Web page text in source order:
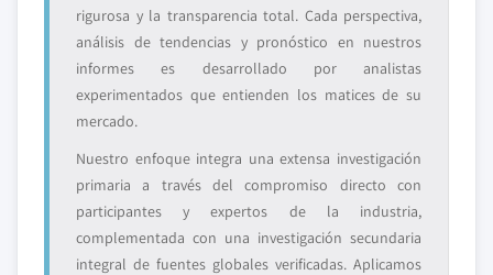
rigurosa y la transparencia total. Cada perspectiva,
análisis de tendencias y pronóstico en nuestros
informes es desarrollado por analistas
experimentados que entienden los matices de su
mercado.
Nuestro enfoque integra una extensa investigación
primaria a través del compromiso directo con
participantes y expertos de la industria,
complementada con una investigación secundaria
integral de fuentes globales verificadas. Aplicamos